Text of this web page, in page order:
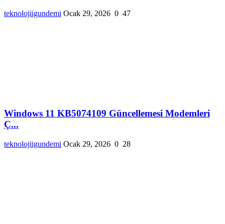
teknolojiigundemi Ocak 29, 2026 0 47
Windows 11 KB5074109 Güncellemesi Modemleri
Ç...
teknolojiigundemi Ocak 29, 2026 0 28